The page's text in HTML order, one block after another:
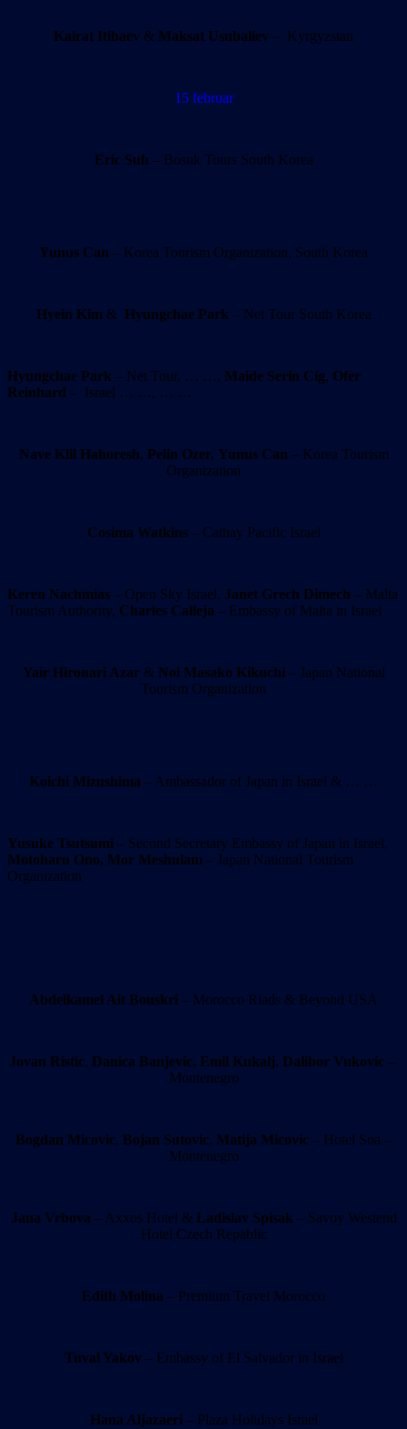
Kairat Itibaev & Maksat Usubaliev – Kyrgyzstan
15 februar
Eric Suh – Bosuk Tours South Korea
Yunus Can – Korea Tourism Organization, South Korea
Hyein Kim & Hyungchae Park – Net Tour South Korea
Hyungchae Park – Net Tour, … …, Maide Serin Cig, Ofer
Reinhard – Israel … …, … …
Nave Klil Hahoresh, Pelin Ozer, Yunus Can – Korea Tourism
Organization
Cosima Watkins– Cathay Pacific Israel
Keren Nachmias – Open Sky Israel, Janet Grech Dimech – Malta
Tourism Authority, Charles Calleja – Embassy of Malta in Israel
Yair Hironari Azar& Noi Masako Kikuchi – Japan National
Tourism Organization
Koichi Mizushima – Ambassador of Japan in Israel & … …
Yusuke Tsutsumi – Second Secretary Embassy of Japan in Israel,
Motoharu Ono, Mor Meshulam – Japan National Tourism
Organization
Abdelkamel Ait Bouskri – Morocco Riads & Beyond USA
Jovan Ristic, Danica Banjevic, Emil Kukalj, Dalibor Vukovic–
Montenegro
Bogdan Micovic, Bojan Sutovic, Matija Micovic – Hotel Soa –
Montenegro
Jana Vrbova – Axxos Hotel & Ladislav Spisak – Savoy Westend
Hotel Czech Repablic
Edith Molina – Premium Travel Morocco
Tuval Yakov– Embassy of El Salvador in Israel
Hana Aljazaeri – Plaza Holidays Israel